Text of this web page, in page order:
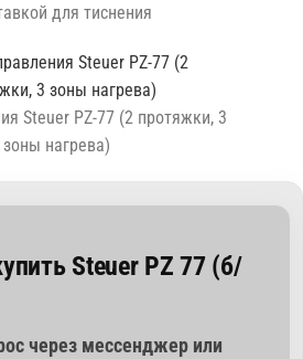
для тиснения
Steuer PZ-77 (2 протяжки, 3
зоны нагрева)
Steuer PZ 77 (б/
через мессенджер или